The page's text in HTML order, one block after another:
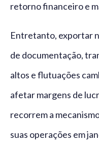
retorno financeiro e
Entretanto, exportar
de documentação,
altos e flutuações
afetar margens de
recorrem a
suas operações em